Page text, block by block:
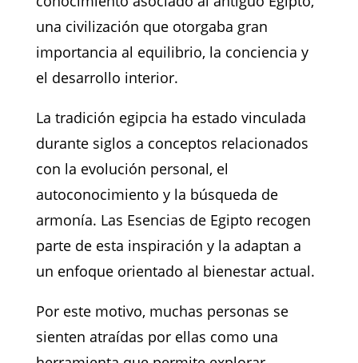
una civilización que otorgaba gran
importancia al equilibrio, la conciencia y
el desarrollo interior.
La tradición egipcia ha estado vinculada
durante siglos a conceptos relacionados
con la evolución personal, el
autoconocimiento y la búsqueda de
armonía. Las Esencias de Egipto recogen
parte de esta inspiración y la adaptan a
un enfoque orientado al bienestar actual.
Por este motivo, muchas personas se
sienten atraídas por ellas como una